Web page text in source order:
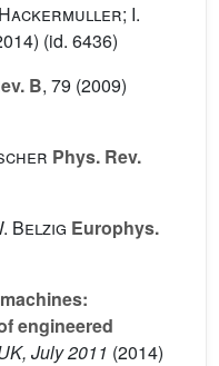
I.
(id. 6436)
B, 79 (2009)
Phys. Rev.
Belzig Europhys.
engineered
July 2011 (2014)